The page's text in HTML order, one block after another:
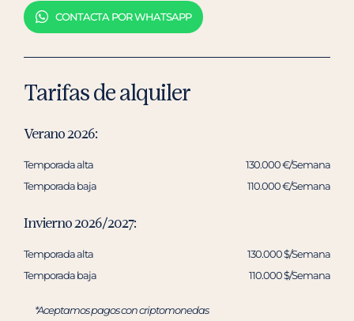
CONTACTA POR WHATSAPP
Tarifas de alquiler
Verano 2026:
Temporada alta
130.000 €/Semana
Temporada baja
110.000 €/Semana
Invierno 2026/2027:
Temporada alta
130.000 $/Semana
Temporada baja
110.000 $/Semana
*Aceptamos pagos con criptomonedas